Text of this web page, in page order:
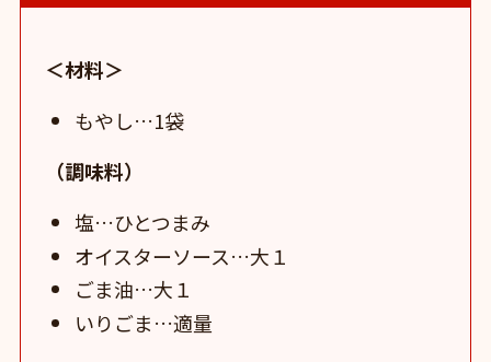
＜材料＞
もやし…1袋
（調味料）
塩…ひとつまみ
オイスターソース…大１
ごま油…大１
いりごま…適量